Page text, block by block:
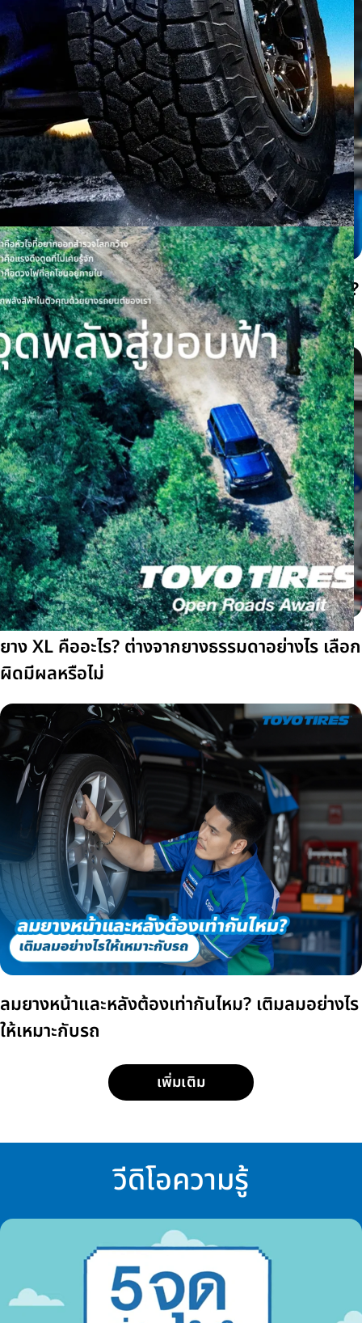
ยางสึกตรงกลางหรือสึกขอบสองด้านเกิดจากอะไร?
เช็กลมยางก่อนต้องเปลี่ยนยาง
ยาง XL คืออะไร? ต่างจากยางธรรมดาอย่างไร เลือก
ผิดมีผลหรือไม่
ลมยางหน้าและหลังต้องเท่ากันไหม? เติมลมอย่างไร
ให้เหมาะกับรถ
เพิ่มเติม
วีดิโอความรู้